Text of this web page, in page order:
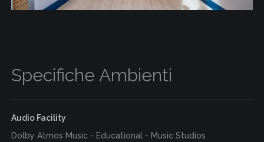
Specifiche Ambienti
Audio Facility
Dolby Atmos Music - Educational - Music Studios